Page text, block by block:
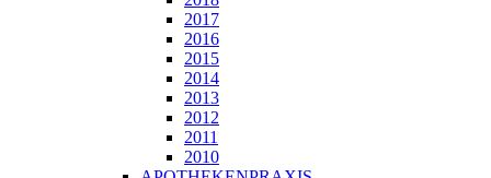
2017
2016
2015
2014
2013
2012
2011
2010